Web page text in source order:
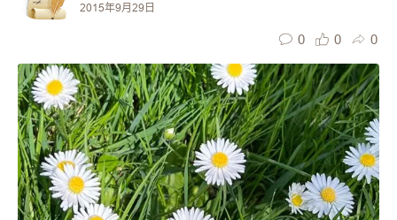
2015年9月29日
0 0 0